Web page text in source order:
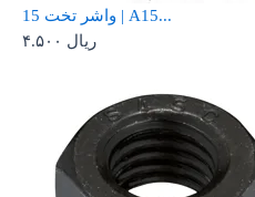
واشر تخت 15 | A15...
۴.۵۰۰ ریال